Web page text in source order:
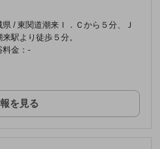
県 / 東関道潮来Ｉ．Ｃから５分、Ｊ
来駅より徒歩５分。
料金：-
を見る